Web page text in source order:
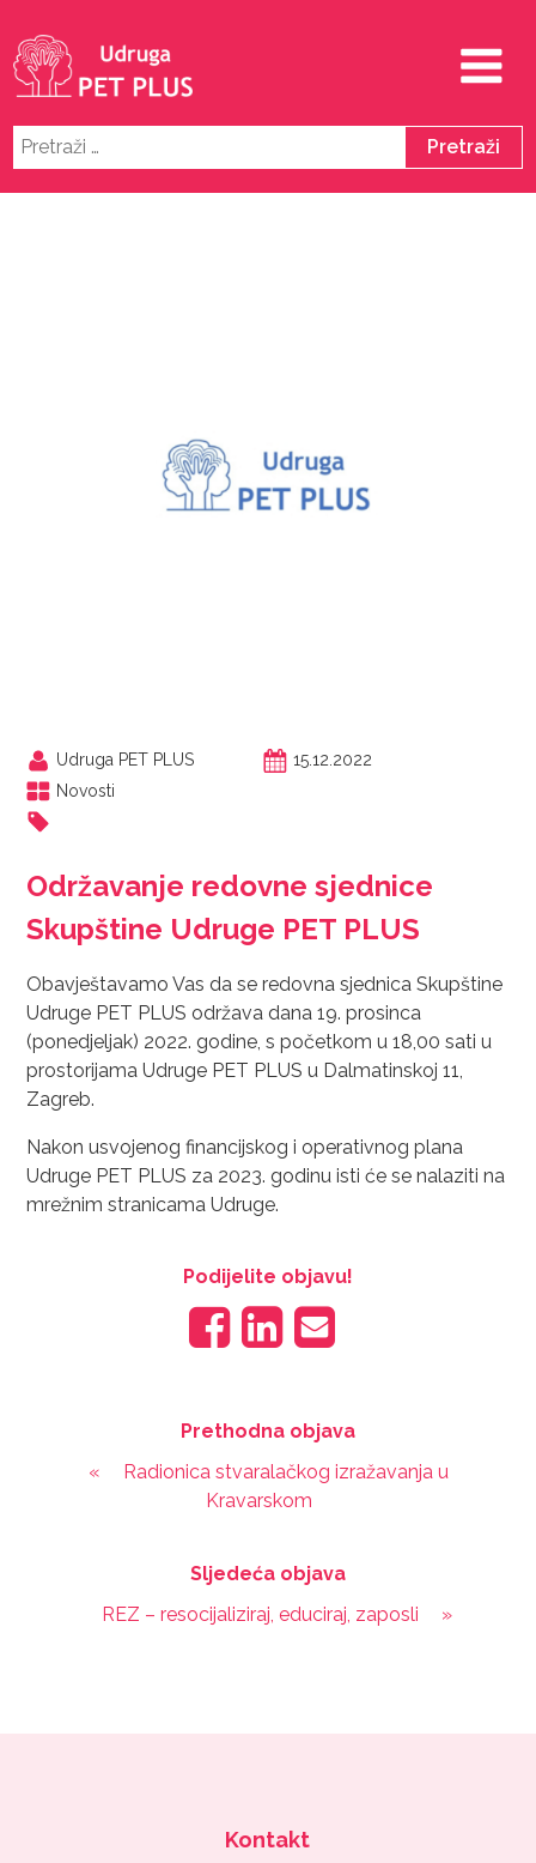
Pretraži:
Udruga PET PLUS
15.12.2022
Novosti
Održavanje redovne sjednice
Skupštine Udruge PET PLUS
Obavještavamo Vas da se redovna sjednica Skupštine
Udruge PET PLUS održava dana 19. prosinca
(ponedjeljak) 2022. godine, s početkom u 18,00 sati u
prostorijama Udruge PET PLUS u Dalmatinskoj 11,
Zagreb.
Nakon usvojenog financijskog i operativnog plana
Udruge PET PLUS za 2023. godinu isti će se nalaziti na
mrežnim stranicama Udruge.
Podijelite objavu!
Prethodna objava
«
Radionica stvaralačkog izražavanja u
Kravarskom
Sljedeća objava
REZ – resocijaliziraj, educiraj, zaposli
»
Kontakt